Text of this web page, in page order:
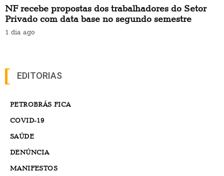
NF recebe propostas dos trabalhadores do Setor
Privado com data base no segundo semestre
1 dia ago
EDITORIAS
PETROBRÁS FICA
COVID-19
SAÚDE
DENÚNCIA
MANIFESTOS